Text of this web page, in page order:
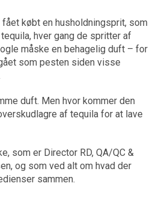
købt en husholdningsprit, som
hver gang de spritter af
måske en behagelig duft – for
som pesten siden visse
duft. Men hvor kommer den
af tequila for at lave
som er Director RD, QA/QC &
og som ved alt om hvad der
sammen.